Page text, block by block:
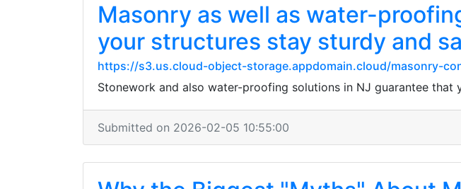
Masonry as well as water-
your structures stay sturdy and
https://s3.us.cloud-object-storage.appdomain.cloud/masonry-
Stonework and also water-proofing solutions in NJ guarantee
Submitted on 2026-02-05 10:55:00